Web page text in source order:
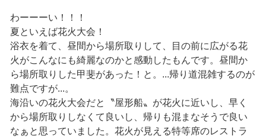
わーーーい！！！
夏といえば花火大会！
浴衣を着て、昼間から場所取りして、目の前に広がる花
火がこんなにも綺麗なのかと感動したもんです。昼間か
ら場所取りした甲斐があった！と。...帰り道混雑するのが
難点ですが...。
海沿いの花火大会だと〝屋形船〟が花火に近いし、早く
から場所取りしなくて良いし、帰りも混まなそうで良い
なぁと思っていました。花火が見える特等席のレストラ